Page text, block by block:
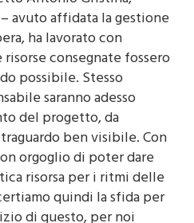
avuto affidata la gestione
ha lavorato con
consegnate fossero
possibile. Stesso
saranno adesso
del progetto, da
ben visibile. Con
orgoglio di poter dare
risorsa per i ritmi delle
quindi la sfida per